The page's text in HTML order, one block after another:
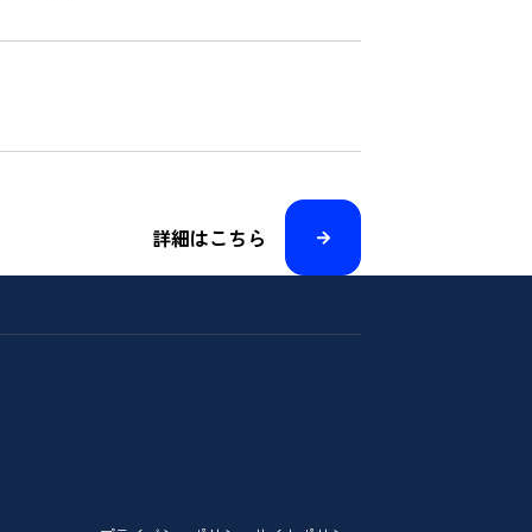
詳細はこちら